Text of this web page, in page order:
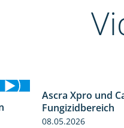
1:06
Ascra Xpro und
Fungizidbereich
08.05.2026